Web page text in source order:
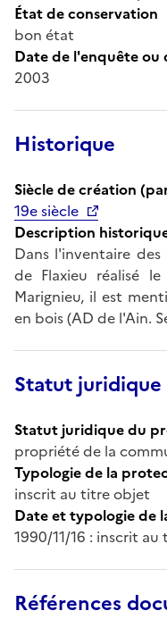
État de conservation
bon état
Date de l'enquête ou
2003
Historique
Siècle de création
19e siècle
Description
Dans l'inventaire
de Flaxieu réalisé
Marignieu, il est
en bois (AD de l'Ain.
Statut
Statut juridique du
propriété de la
Typologie de la
inscrit au titre objet
Date et typologie de
1990/11/16 : inscrit
Références